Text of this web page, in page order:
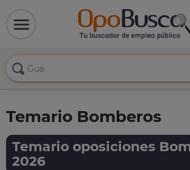
Temario Bomberos
Temario oposiciones
2026